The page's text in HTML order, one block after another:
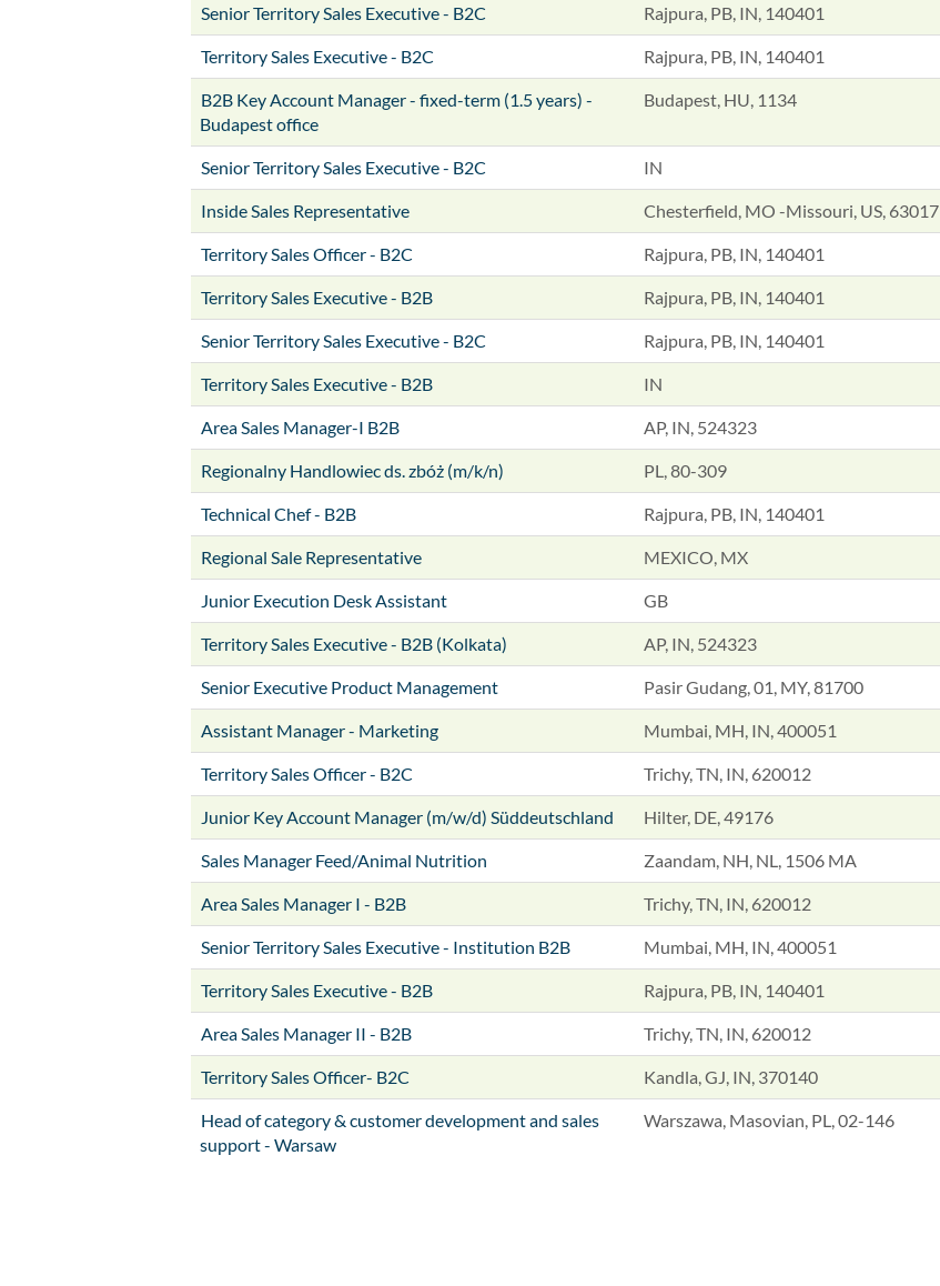
Senior Territory Sales Executive - B2C Rajpura, PB, IN, 140401
Territory Sales Executive - B2C Rajpura, PB, IN, 140401
B2B Key Account Manager - fixed-term (1.5 years) -
Budapest office
Budapest, HU, 1134
Senior Territory Sales Executive - B2C IN
Inside Sales Representative Chesterfield, MO -Missouri, US, 63017
Territory Sales Officer - B2C Rajpura, PB, IN, 140401
Territory Sales Executive - B2B Rajpura, PB, IN, 140401
Senior Territory Sales Executive - B2C Rajpura, PB, IN, 140401
Territory Sales Executive - B2B IN
Area Sales Manager-I B2B AP, IN, 524323
Regionalny Handlowiec ds. zbóż (m/k/n) PL, 80-309
Technical Chef - B2B Rajpura, PB, IN, 140401
Regional Sale Representative MEXICO, MX
Junior Execution Desk Assistant GB
Territory Sales Executive - B2B (Kolkata) AP, IN, 524323
Senior Executive Product Management Pasir Gudang, 01, MY, 81700
Assistant Manager - Marketing Mumbai, MH, IN, 400051
Territory Sales Officer - B2C Trichy, TN, IN, 620012
Junior Key Account Manager (m/w/d) Süddeutschland Hilter, DE, 49176
Sales Manager Feed/Animal Nutrition Zaandam, NH, NL, 1506 MA
Area Sales Manager I - B2B Trichy, TN, IN, 620012
Senior Territory Sales Executive - Institution B2B Mumbai, MH, IN, 400051
Territory Sales Executive - B2B Rajpura, PB, IN, 140401
Area Sales Manager II - B2B Trichy, TN, IN, 620012
Territory Sales Officer- B2C Kandla, GJ, IN, 370140
Head of category & customer development and sales
support - Warsaw
Warszawa, Masovian, PL, 02-146